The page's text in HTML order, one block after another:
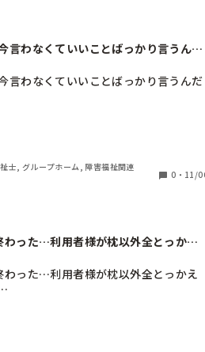
言わなくていいことばっかり言うんだ
言わなくていいことばっかり言うんだ
わけではないのかも（明らか矛盾して
よな…
るまでが最速…信用重ねる前に疑うし
士, グループホーム, 障害福祉関連
0 ・ 11/
わった…利用者様が枕以外全とっかえ
わった…利用者様が枕以外全とっかえ
て言われたけど、今日の様子待ちだっ